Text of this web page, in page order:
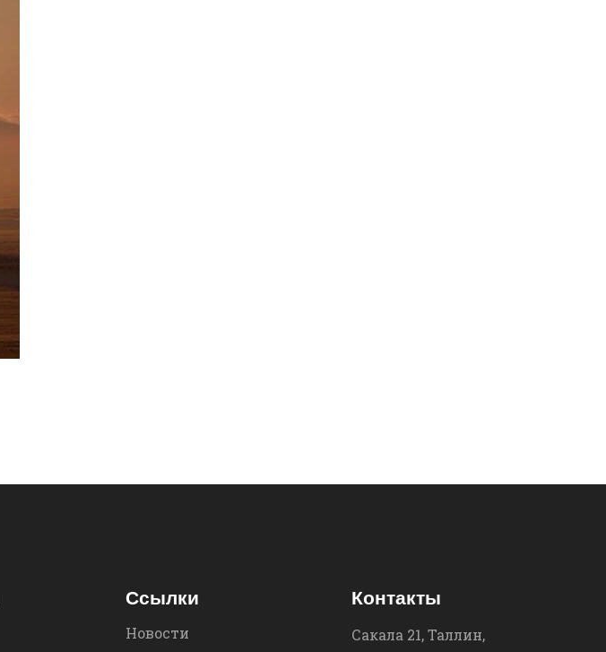
Ссылки
Новости
Контакты
Сакала 21, Таллин,